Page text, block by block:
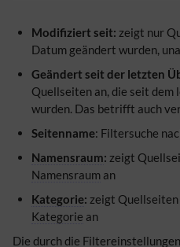
Modifiziert seit: zeigt nur
Datum geändert wurden,
Geändert seit der letzten
Quellseiten an, die seit
wurden. Das betrifft auch
Seitenname: Filtersuche
Namensraum: zeigt
Namensraum an
Kategorie: zeigt
Kategorie an
Die durch die